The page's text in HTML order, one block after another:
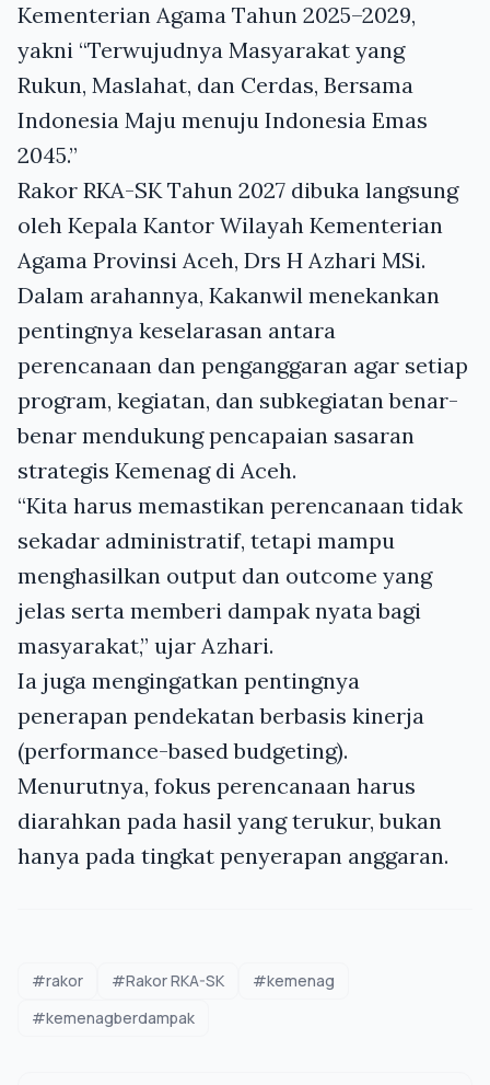
Kementerian Agama Tahun 2025–2029,
yakni “Terwujudnya Masyarakat yang
Rukun, Maslahat, dan Cerdas, Bersama
Indonesia Maju menuju Indonesia Emas
2045.”
Rakor RKA-SK Tahun 2027 dibuka langsung
oleh Kepala Kantor Wilayah Kementerian
Agama Provinsi Aceh, Drs H Azhari MSi.
Dalam arahannya, Kakanwil menekankan
pentingnya keselarasan antara
perencanaan dan penganggaran agar setiap
program, kegiatan, dan subkegiatan benar-
benar mendukung pencapaian sasaran
strategis Kemenag di Aceh.
“Kita harus memastikan perencanaan tidak
sekadar administratif, tetapi mampu
menghasilkan output dan outcome yang
jelas serta memberi dampak nyata bagi
masyarakat,” ujar Azhari.
Ia juga mengingatkan pentingnya
penerapan pendekatan berbasis kinerja
(performance-based budgeting).
Menurutnya, fokus perencanaan harus
diarahkan pada hasil yang terukur, bukan
hanya pada tingkat penyerapan anggaran.
#rakor #Rakor RKA-SK
#kemenag
#kemenagberdampak